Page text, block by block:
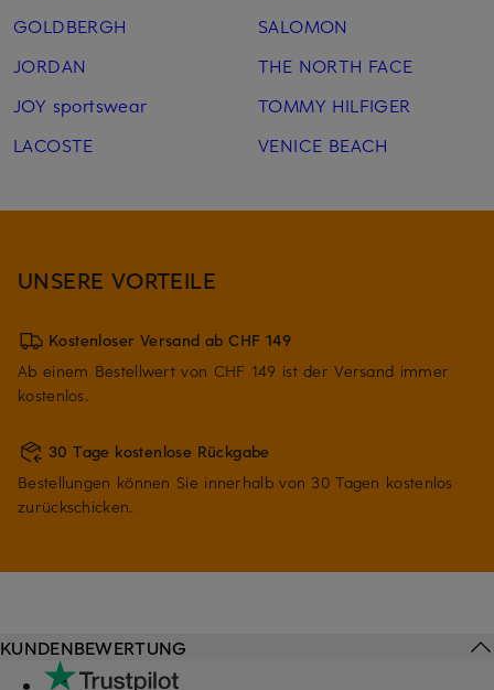
GOLDBERGH
JORDAN
JOY sportswear
LACOSTE
SALOMON
THE NORTH FACE
TOMMY HILFIGER
VENICE BEACH
UNSERE VORTEILE
Kostenloser Versand ab CHF 149
Ab einem Bestellwert von CHF 149 ist der Versand immer
kostenlos.
30 Tage kostenlose Rückgabe
Bestellungen können Sie innerhalb von 30 Tagen kostenlos
zurückschicken.
KUNDENBEWERTUNG